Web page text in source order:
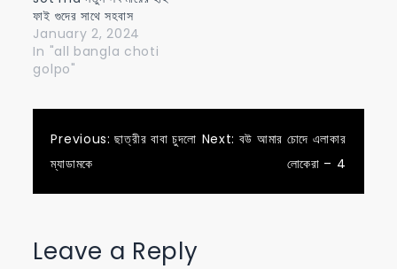
ফাই গুদের সাথে সহবাস
January 2, 2024
In "all bangla choti
golpo"
Post
navigation
Previous: ছাত্রীর বাবা চুদলো
ম্যাডামকে
Next: বউ আমার চোদে এলাকার
লোকেরা – 4
Leave a Reply